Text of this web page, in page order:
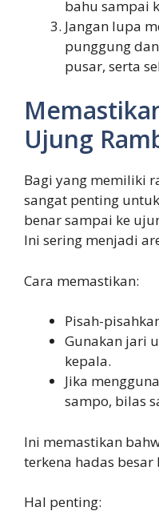
bahu sampai
Jangan lupa
punggung
pusar, serta
Ujung
Bagi yang memiliki
sangat penting
benar sampai ke
Ini sering menjadi
Cara memastikan:
Pisah-
Gunakan jari
kepala.
Jika
sampo, bilas
Ini memastikan
terkena hadas
Hal penting: